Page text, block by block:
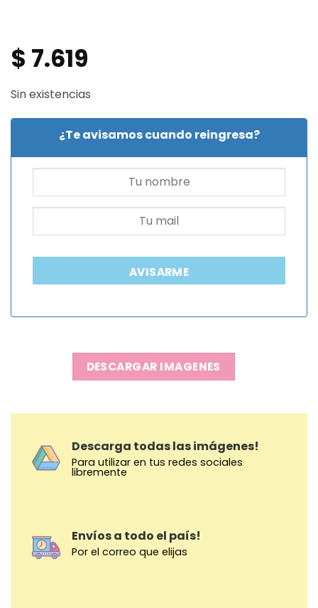
$ 7.619
Sin existencias
¿Te avisamos cuando reingresa?
AVISARME
DESCARGAR IMAGENES
Descarga todas las imágenes!
Para utilizar en tus redes sociales
libremente
Envíos a todo el país!
Por el correo que elijas